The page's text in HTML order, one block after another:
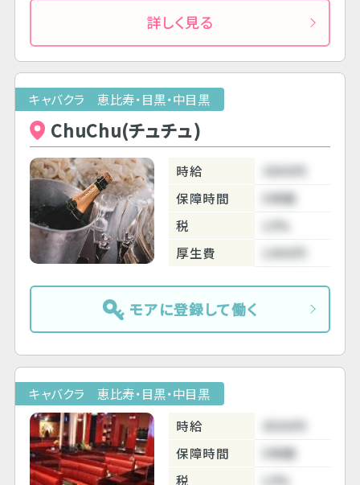
詳しく見る
キャバクラ 恵比寿・目黒・中目黒
ChuChu(チュチュ)
時給
3800円
保障時間
5時間
税
10%
厚生費
1000円
モアに登録して働く
キャバクラ 恵比寿・目黒・中目黒
時給
4500円
保障時間
5時間
税
10%